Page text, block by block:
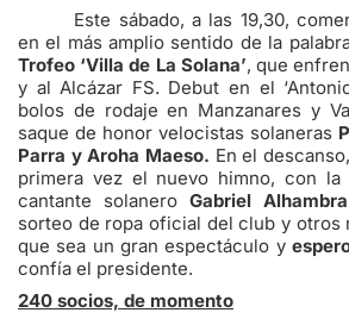
Este sábado, a las 19,30,
en el más amplio sentido de la
Trofeo ‘Villa de La Solana’, que
y al Alcázar FS. Debut en el
bolos de rodaje en Manzanares y
saque de honor velocistas solaneras
Parra y Aroha Maeso. En el
primera vez el nuevo himno, con
cantante solanero Gabriel Alhambra
sorteo de ropa oficial del club y otros
que sea un gran espectáculo y
confía el presidente.
240 socios, de momento